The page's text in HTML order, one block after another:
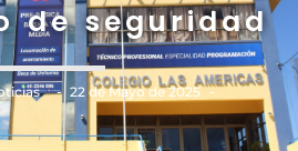
de seguridad
- 22 de Mayo de 2025 -